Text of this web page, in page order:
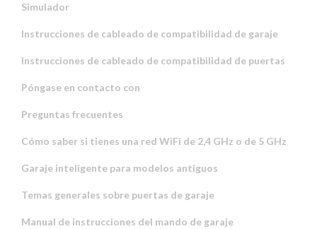
Simulador
Instrucciones de cableado de compatibilidad de garaje
Instrucciones de cableado de compatibilidad de puertas
Póngase en contacto con
Preguntas frecuentes
Cómo saber si tienes una red WiFi de 2,4 GHz o de 5 GHz
Garaje inteligente para modelos antiguos
Temas generales sobre puertas de garaje
Manual de instrucciones del mando de garaje